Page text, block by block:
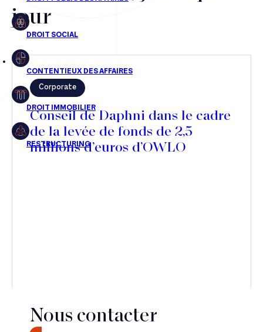
Droit social
Droit immobilier
Restructuring
Article
jour
Corporate
Conseil de Daphni dans le cadre
de la levée de fonds de 2,5
millions d’euros d’OWLO
Nous contacter